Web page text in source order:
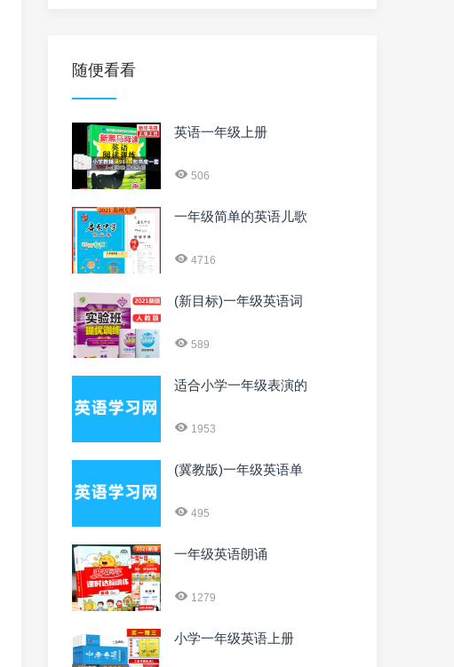
随便看看
英语一年级上册
506
一年级简单的英语儿歌
4716
(新目标)一年级英语词
589
适合小学一年级表演的
1953
(冀教版)一年级英语单
495
一年级英语朗诵
1279
小学一年级英语上册